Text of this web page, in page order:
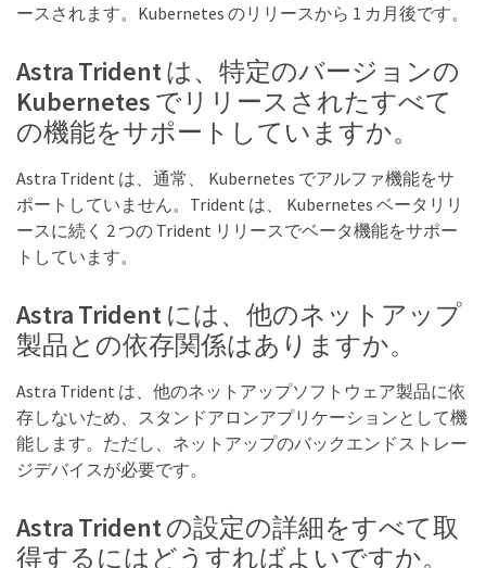
ースされます。Kubernetes のリリースから 1 カ月後です。
Astra Trident は、特定のバージョンの
Kubernetes でリリースされたすべて
の機能をサポートしていますか。
Astra Trident は、通常、 Kubernetes でアルファ機能をサ
ポートしていません。Trident は、 Kubernetes ベータリリ
ースに続く 2 つの Trident リリースでベータ機能をサポー
トしています。
Astra Trident には、他のネットアップ
製品との依存関係はありますか。
Astra Trident は、他のネットアップソフトウェア製品に依
存しないため、スタンドアロンアプリケーションとして機
能します。ただし、ネットアップのバックエンドストレー
ジデバイスが必要です。
Astra Trident の設定の詳細をすべて取
得するにはどうすればよいですか。